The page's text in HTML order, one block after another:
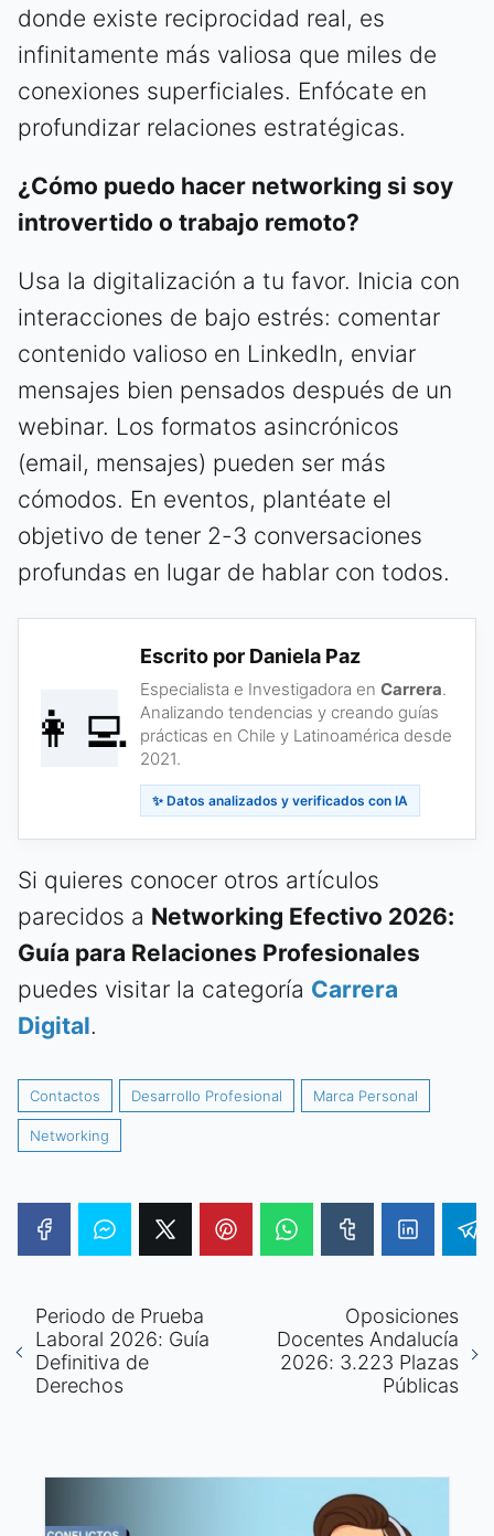
donde existe reciprocidad real, es
infinitamente más valiosa que miles de
conexiones superficiales. Enfócate en
profundizar relaciones estratégicas.
¿Cómo puedo hacer networking si soy
introvertido o trabajo remoto?
Usa la digitalización a tu favor. Inicia con
interacciones de bajo estrés: comentar
contenido valioso en LinkedIn, enviar
mensajes bien pensados después de un
webinar. Los formatos asincrónicos
(email, mensajes) pueden ser más
cómodos. En eventos, plantéate el
objetivo de tener 2-3 conversaciones
profundas en lugar de hablar con todos.
👩‍💻
Escrito por Daniela Paz
Especialista e Investigadora en Carrera.
Analizando tendencias y creando guías
prácticas en Chile y Latinoamérica desde
2021.
✨ Datos analizados y verificados con IA
Si quieres conocer otros artículos
parecidos a Networking Efectivo 2026:
Guía para Relaciones Profesionales
puedes visitar la categoría Carrera
Digital.
Contactos Desarrollo Profesional Marca Personal
Networking
Periodo de Prueba
Laboral 2026: Guía
Definitiva de
Derechos
Oposiciones
Docentes Andalucía
2026: 3.223 Plazas
Públicas